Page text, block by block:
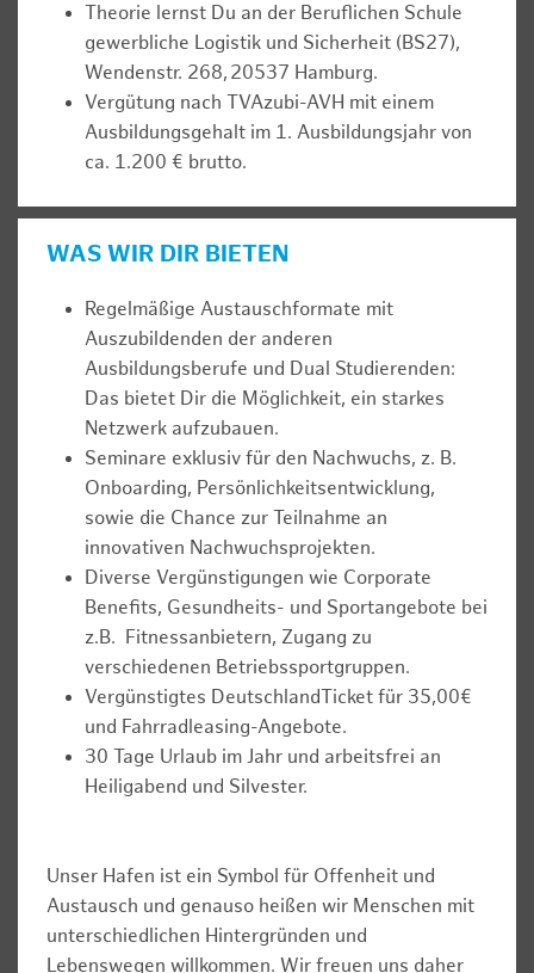
Theorie lernst Du an der Beruflichen Schule
gewerbliche Logistik und Sicherheit (BS27),
Wendenstr. 268, 20537 Hamburg.
Vergütung nach TVAzubi-AVH mit einem
Ausbildungsgehalt im 1. Ausbildungsjahr von
ca. 1.200 € brutto.
WAS WIR DIR BIETEN
Regelmäßige Austauschformate mit
Auszubildenden der anderen
Ausbildungsberufe und Dual Studierenden:
Das bietet Dir die Möglichkeit, ein starkes
Netzwerk aufzubauen.
Seminare exklusiv für den Nachwuchs, z. B.
Onboarding, Persönlichkeitsentwicklung,
sowie die Chance zur Teilnahme an
innovativen Nachwuchsprojekten.
Diverse Vergünstigungen wie Corporate
Benefits, Gesundheits- und Sportangebote bei
z.B. Fitnessanbietern, Zugang zu
verschiedenen Betriebssportgruppen.
Vergünstigtes DeutschlandTicket für 35,00€
und Fahrradleasing-Angebote.
30 Tage Urlaub im Jahr und arbeitsfrei an
Heiligabend und Silvester.
Unser Hafen ist ein Symbol für Offenheit und
Austausch und genauso heißen wir Menschen mit
unterschiedlichen Hintergründen und
Lebenswegen willkommen. Wir freuen uns daher